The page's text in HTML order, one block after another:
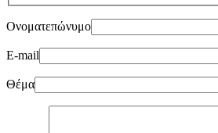
Ονοματεπώνυμο
E-mail
Θέμα